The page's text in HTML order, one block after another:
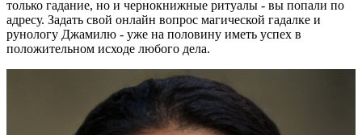
только гадание, но и чернокнижные ритуалы - вы попали по
адресу. Задать свой онлайн вопрос магической гадалке и
рунологу Джамилю - уже на половину иметь успех в
положительном исходе любого дела.